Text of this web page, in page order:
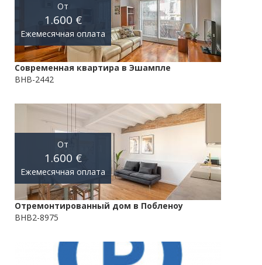
От
1.600 €
Ежемесячная оплата
Современная квартира в Эшампле
BHB-2442
От
1.600 €
Ежемесячная оплата
Отремонтированный дом в Побленоу
BHB2-8975